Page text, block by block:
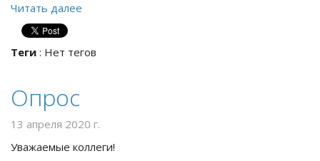
Читать далее
Теги : Нет тегов
Опрос
13 апреля 2020 г.
Уважаемые коллеги!